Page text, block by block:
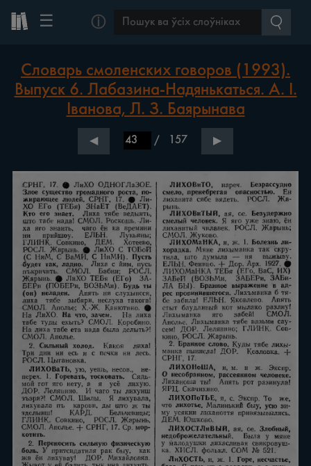
☰ ⓘ
Словарь смоленских говоров (1993).
Выпуск 6. Лабазина-Надянькаться. А. І.
Іванова, Л. З. Баярынава
◀ / 157 ▶